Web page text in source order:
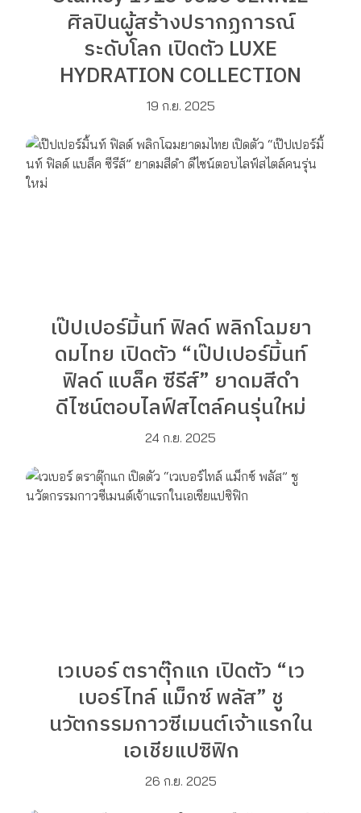
ศิลปินผู้สร้างปรากฏการณ์
ระดับโลก เปิดตัว LUXE
HYDRATION COLLECTION
19 ก.ย. 2025
เป๊ปเปอร์มิ้นท์ ฟิลด์ พลิกโฉมยา
ดมไทย เปิดตัว “เป๊ปเปอร์มิ้นท์
ฟิลด์ แบล็ค ซีรีส์” ยาดมสีดำ
ดีไซน์ตอบไลฟ์สไตล์คนรุ่นใหม่
24 ก.ย. 2025
เวเบอร์ ตราตุ๊กแก เปิดตัว “เว
เบอร์ไทล์ แม็กซ์ พลัส” ชู
นวัตกรรมกาวซีเมนต์เจ้าแรกใน
เอเชียแปซิฟิก
26 ก.ย. 2025